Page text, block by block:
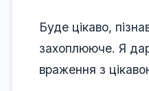
Буде цікаво,
захоплююче. Я
враження з